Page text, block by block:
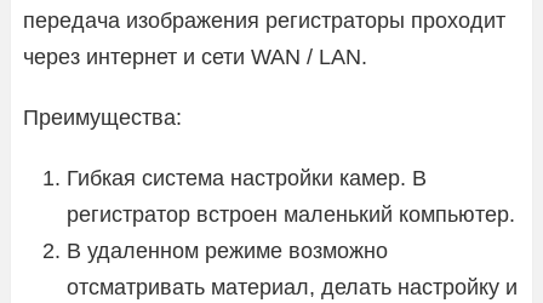
передача изображения регистраторы проходит
через интернет и сети WAN / LAN.
Преимущества:
Гибкая система настройки камер. В
регистратор встроен маленький компьютер.
В удаленном режиме возможно
отсматривать материал, делать настройку и